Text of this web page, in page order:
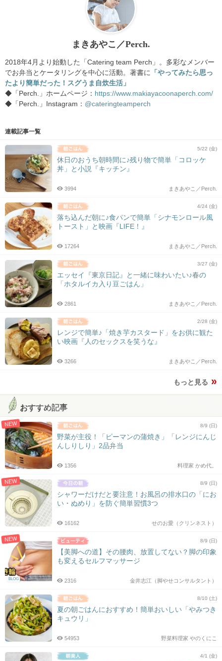
まきあやこ／Perch.
2018年4月より始動した「Catering team Perch」。多彩なメンバー
でお弁当とケータリングを中心に活動。著書に 「やってみたら思っ
たより簡単だった！スグうま自炊生活」
◆「Perch.」ホームページ： https://www.makiayacoonaperch.com/
◆「Perch.」Instagram： @cateringteamperch
連載記事一覧
5/22 (金)
休日のおうち朝時間に♪残り物で簡単「コロッケ
丼」と小説『キッチン』
まきあやこ／Perch.
3994
4/24 (金)
落ち込んだ朝に♪食パンで簡単「シナモンロール風
トースト」と映画『LIFE！』
まきあやこ／Perch.
17264
3/27 (金)
エッセイ『東京日記』と一緒に味わいたい♪春の
「ホタルイカ入り豆ごはん」
まきあやこ／Perch.
2861
2/28 (金)
レンジで簡単♪「焼き芋カスタード」をお供に観た
い映画『人のセックスを笑うな』
まきあやこ／Perch.
3266
もっと見る
おすすめ記事
NEW 8/9 (日)
野菜が主役！「ピーマンの蒲焼き」「レンジにんじ
んしりしり」2品弁当
料理家 かめ代。
1356
NEW 8/9 (日)
シャワーだけだと要注意！お風呂の排水口の「にお
い・ぬめり」を防ぐ簡単習慣3つ
せのお愛（クリンネスト）
16162
NEW
BLOG
8/9 (日)
【美脚への道】その腰肉、放置してない？脚の印象
も変えるセルフマッサージ
金井志江（脚やせコンサルタント）
2316
8/10 (土)
夏の朝ごはんにおすすめ！簡単おいしい「やみつき
キュウリ」
野菜料理家 やのくにこ
54953
4/1 (金)